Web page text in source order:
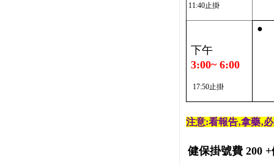
11:40止掛
下午
3:00~ 6:00
17:50止掛
●
注意:看報告‚拿藥‚
健保掛號費 200 +